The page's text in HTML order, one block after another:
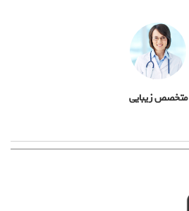
متخصص زیبایی